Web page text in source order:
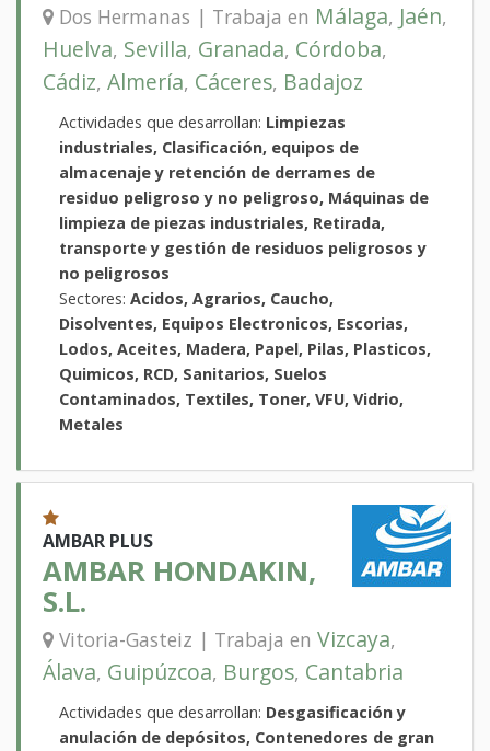
Dos Hermanas | Trabaja en Málaga, Jaén,
Huelva, Sevilla, Granada, Córdoba,
Cádiz, Almería, Cáceres, Badajoz
Actividades que desarrollan: Limpiezas
industriales, Clasificación, equipos de
almacenaje y retención de derrames de
residuo peligroso y no peligroso, Máquinas de
limpieza de piezas industriales, Retirada,
transporte y gestión de residuos peligrosos y
no peligrosos
Sectores: Acidos, Agrarios, Caucho,
Disolventes, Equipos Electronicos, Escorias,
Lodos, Aceites, Madera, Papel, Pilas, Plasticos,
Quimicos, RCD, Sanitarios, Suelos
Contaminados, Textiles, Toner, VFU, Vidrio,
Metales
AMBAR PLUS
AMBAR HONDAKIN,
S.L.
Vitoria-Gasteiz | Trabaja en Vizcaya,
Álava, Guipúzcoa, Burgos, Cantabria
Actividades que desarrollan: Desgasificación y
anulación de depósitos, Contenedores de gran